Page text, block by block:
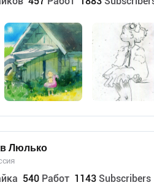
Люлько
540 Работ 1143 Subscribers